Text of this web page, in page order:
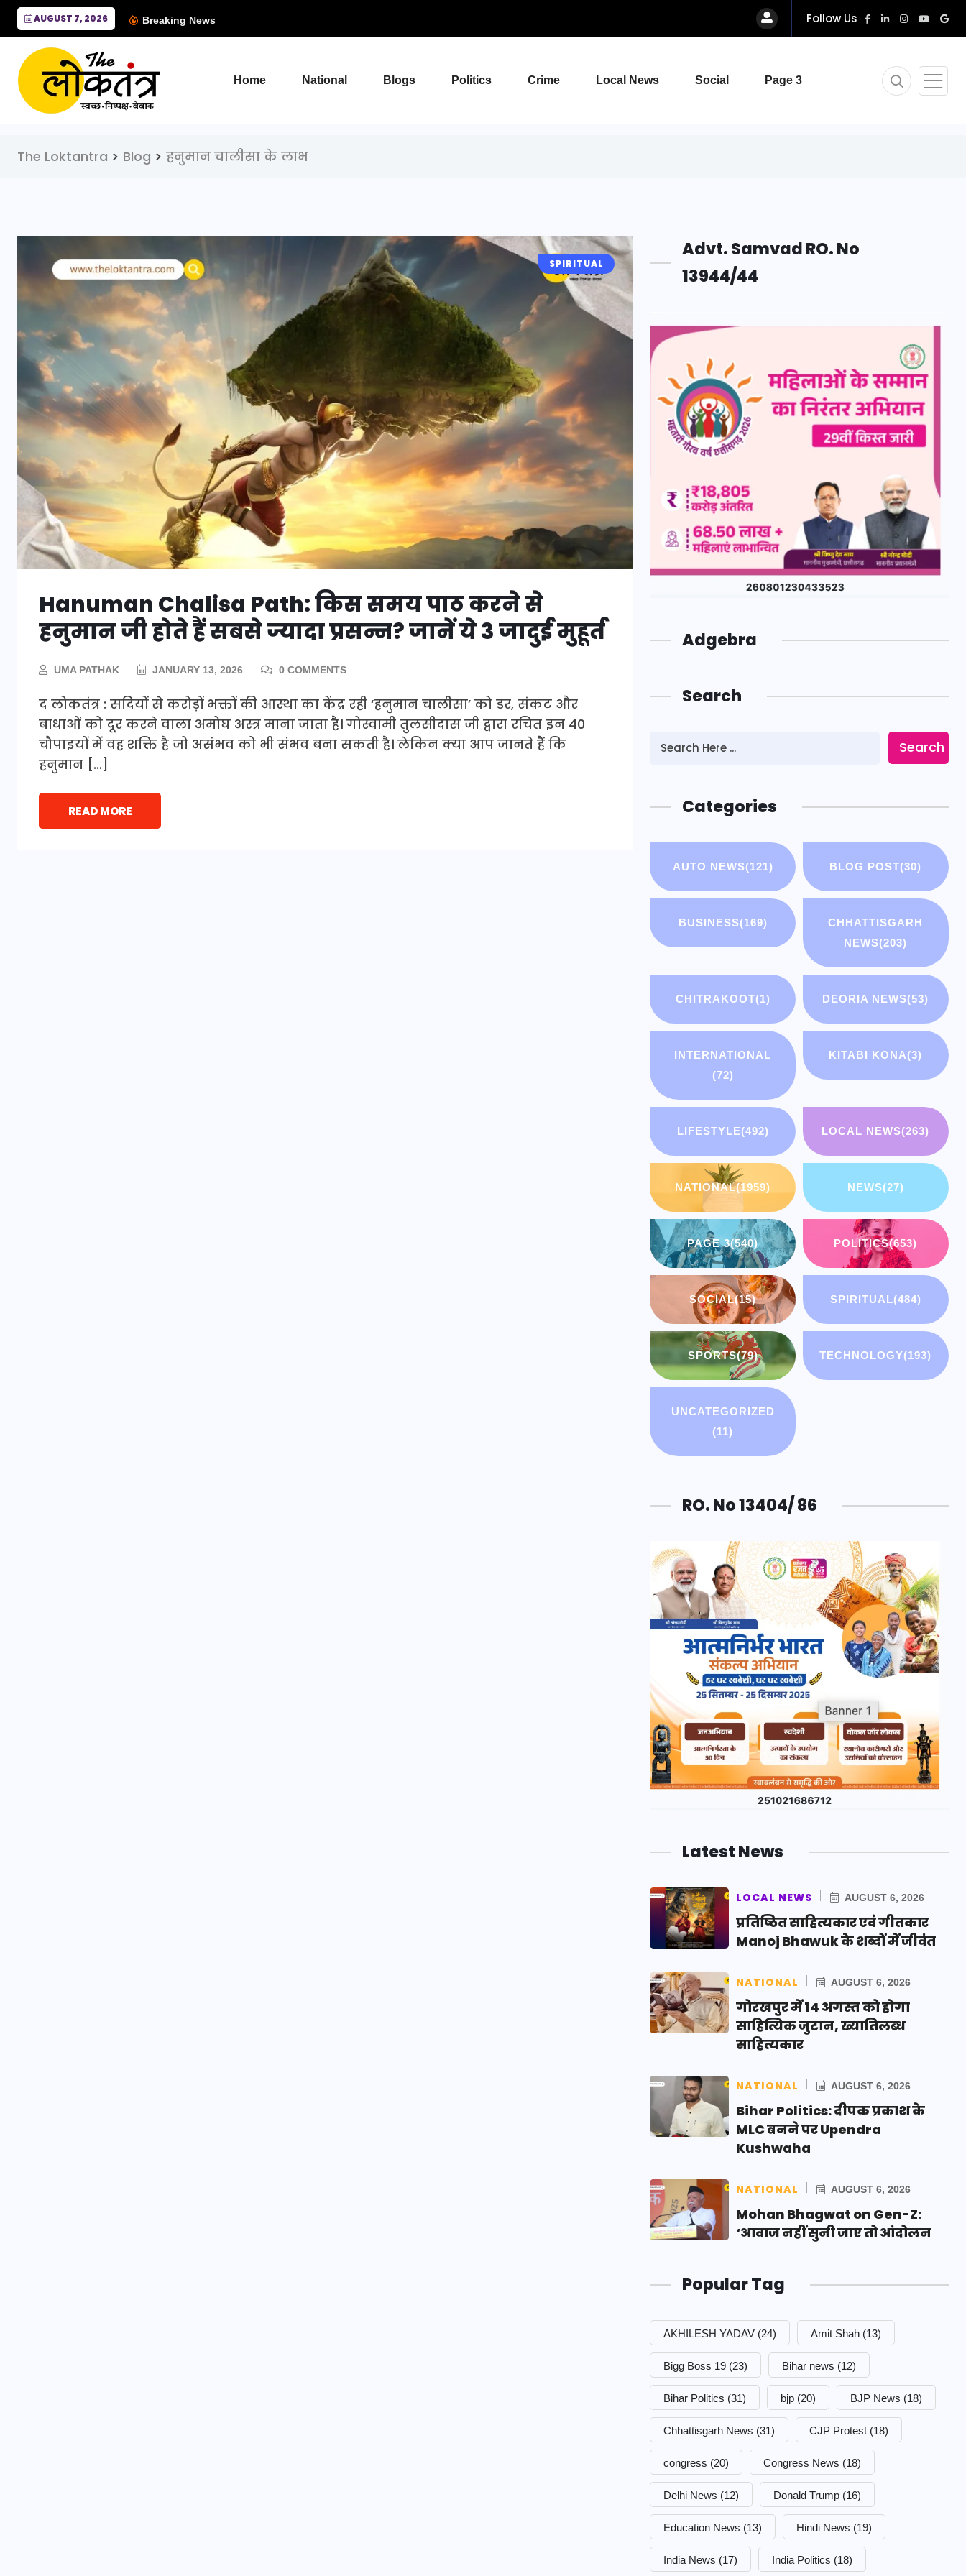
AUGUST 7, 2026 Breaking News Follow Us
Home National Blogs Politics Crime Local News Social Page 3
The Loktantra > Blog > हनुमान चालीसा के लाभ
SPIRITUAL
Hanuman Chalisa Path: किस समय पाठ करने से
हनुमान जी होते हैं सबसे ज्यादा प्रसन्न? जानें ये 3 जादुई मुहूर्त
UMA PATHAK JANUARY 13, 2026 0 COMMENTS
द लोकतंत्र : सदियों से करोड़ों भक्तों की आस्था का केंद्र रही ‘हनुमान चालीसा’ को डर, संकट और
बाधाओं को दूर करने वाला अमोघ अस्त्र माना जाता है। गोस्वामी तुलसीदास जी द्वारा रचित इन 40
चौपाइयों में वह शक्ति है जो असंभव को भी संभव बना सकती है। लेकिन क्या आप जानते हैं कि
हनुमान […]
READ MORE
Advt. Samvad RO. No
13944/44
Adgebra
Search
Search
Categories
AUTO NEWS(121) BLOG POST(30)
BUSINESS(169)
CHHATTISGARH
NEWS(203)
CHITRAKOOT(1) DEORIA NEWS(53)
INTERNATIONAL
(72)
KITABI KONA(3)
LIFESTYLE(492) LOCAL NEWS(263)
NATIONAL(1959) NEWS(27)
PAGE 3(540) POLITICS(653)
SOCIAL(15) SPIRITUAL(484)
SPORTS(79) TECHNOLOGY(193)
UNCATEGORIZED
(11)
RO. No 13404/ 86
Latest News
LOCAL NEWS AUGUST 6, 2026
प्रतिष्ठित साहित्यकार एवं गीतकार
Manoj Bhawuk के शब्दों में जीवंत
NATIONAL AUGUST 6, 2026
गोरखपुर में 14 अगस्त को होगा
साहित्यिक जुटान, ख्यातिलब्ध
साहित्यकार
NATIONAL AUGUST 6, 2026
Bihar Politics: दीपक प्रकाश के
MLC बनने पर Upendra
Kushwaha
NATIONAL AUGUST 6, 2026
Mohan Bhagwat on Gen-Z:
‘आवाज नहीं सुनी जाए तो आंदोलन
Popular Tag
AKHILESH YADAV (24) Amit Shah (13)
Bigg Boss 19 (23) Bihar news (12)
Bihar Politics (31) bjp (20) BJP News (18)
Chhattisgarh News (31) CJP Protest (18)
congress (20) Congress News (18)
Delhi News (12) Donald Trump (16)
Education News (13) Hindi News (19)
India News (17) India Politics (18)